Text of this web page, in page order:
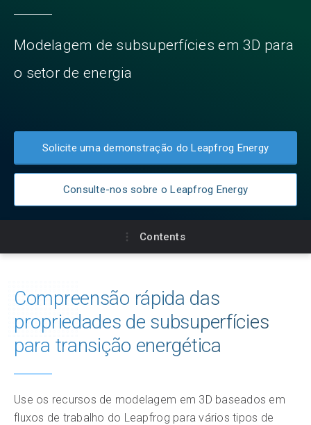
Modelagem de subsuperfícies em 3D para
o setor de energia
Solicite uma demonstração do Leapfrog Energy
Consulte-nos sobre o Leapfrog Energy
Contents
Assinaturas
Compreensão rápida das
propriedades de subsuperfícies
para transição energética
Use os recursos de modelagem em 3D baseados em
fluxos de trabalho do Leapfrog para vários tipos de